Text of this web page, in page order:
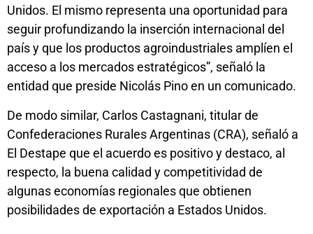
Unidos. El mismo representa una oportunidad para
seguir profundizando la inserción internacional del
país y que los productos agroindustriales amplíen el
acceso a los mercados estratégicos”, señaló la
entidad que preside Nicolás Pino en un comunicado.
De modo similar, Carlos Castagnani, titular de
Confederaciones Rurales Argentinas (CRA), señaló a
El Destape que el acuerdo es positivo y destaco, al
respecto, la buena calidad y competitividad de
algunas economías regionales que obtienen
posibilidades de exportación a Estados Unidos.